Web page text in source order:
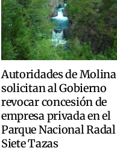
Autoridades de Molina
solicitan al Gobierno
revocar concesión de
empresa privada en el
Parque Nacional Radal
Siete Tazas